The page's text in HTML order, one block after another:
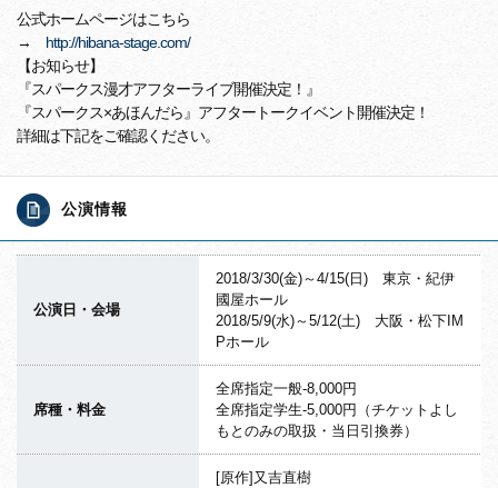
公式ホームページはこちら
→ http://hibana-stage.com/
【お知らせ】
『スパークス漫才アフターライブ開催決定！』
『スパークス×あほんだら』アフタートークイベント開催決定！
詳細は下記をご確認ください。
公演情報
公演日・会場
2018/3/30(金)～4/15(日) 東京・紀伊
國屋ホール
2018/5/9(水)～5/12(土) 大阪・松下IM
Pホール
席種・料金
全席指定一般-8,000円
全席指定学生-5,000円（チケットよし
もとのみの取扱・当日引換券）
[原作]又吉直樹